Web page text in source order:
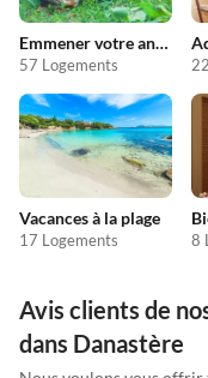
Emmener votre animal en vacances
57 Logements
Vacances à la plage
17 Logements 8
Avis clients de
dans Danastère